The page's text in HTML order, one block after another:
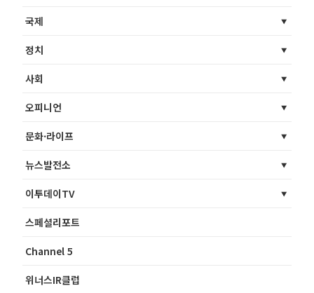
국제
정치
사회
오피니언
문화·라이프
뉴스발전소
이투데이TV
스페셜리포트
Channel 5
위너스IR클럽